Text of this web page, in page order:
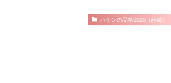
ハケンの品格2020（続編）